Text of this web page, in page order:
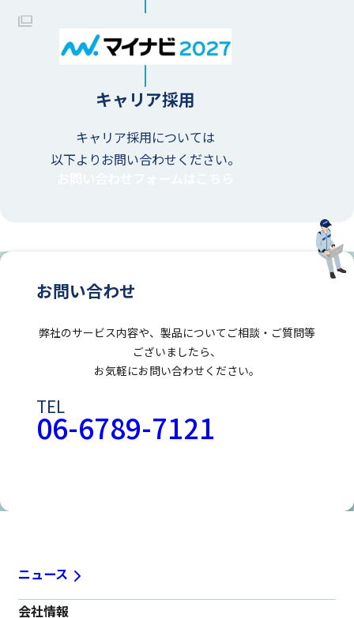
キャリア採用
キャリア採用については
以下よりお問い合わせください。
お問い合わせ
弊社のサービス内容や、製品についてご相談・ご質問等
ございましたら、
お気軽にお問い合わせください。
TEL
06-6789-7121
ニュース
会社情報